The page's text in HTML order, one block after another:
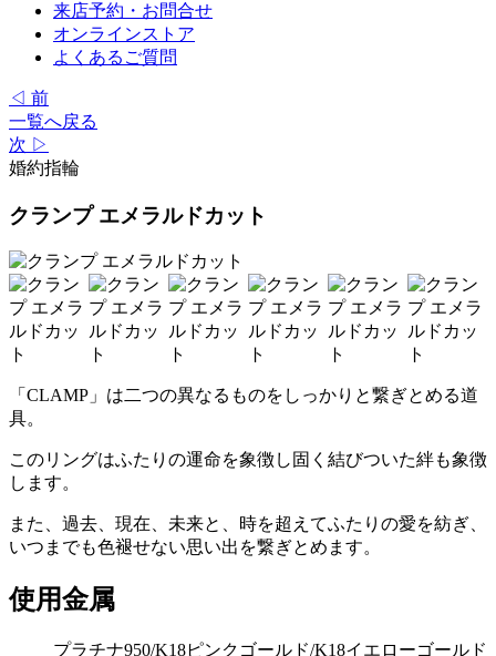
来店予約・お問合せ
オンラインストア
よくあるご質問
◁ 前
一覧へ戻る
次 ▷
婚約指輪
クランプ エメラルドカット
「CLAMP」は二つの異なるものをしっかりと繋ぎとめる道
具。
このリングはふたりの運命を象徴し固く結びついた絆も象徴
します。
また、過去、現在、未来と、時を超えてふたりの愛を紡ぎ、
いつまでも色褪せない思い出を繋ぎとめます。
使用金属
プラチナ950/K18ピンクゴールド/K18イエローゴールド